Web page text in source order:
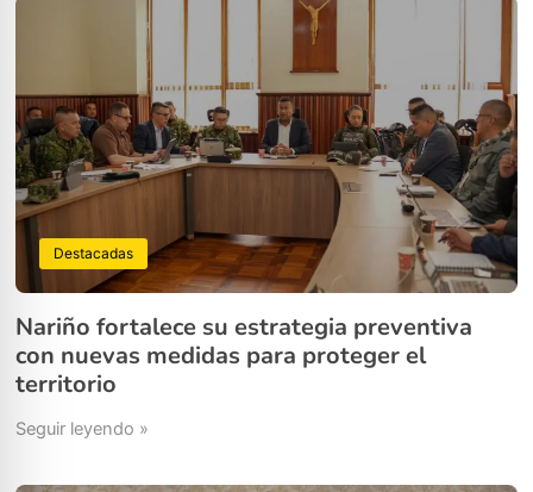
Destacadas
Nariño fortalece su estrategia preventiva
con nuevas medidas para proteger el
territorio
Seguir leyendo »